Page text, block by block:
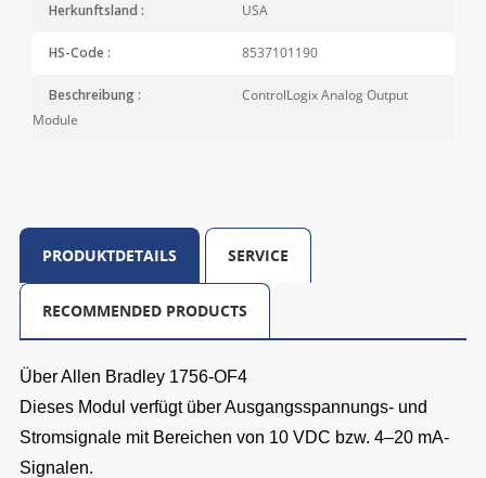
Herkunftsland : USA
HS-Code : 8537101190
Beschreibung :
ControlLogix Analog Output
Module
PRODUKTDETAILS SERVICE
RECOMMENDED PRODUCTS
Über Allen Bradley 1756-OF4
Dieses Modul verfügt über Ausgangsspannungs- und
Stromsignale mit Bereichen von 10 VDC bzw. 4–20 mA-
Signalen.